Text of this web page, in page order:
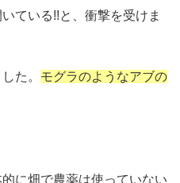
ている!!と、衝撃を受けま
た。 モグラのようなアブの
に畑で農薬は使っていない